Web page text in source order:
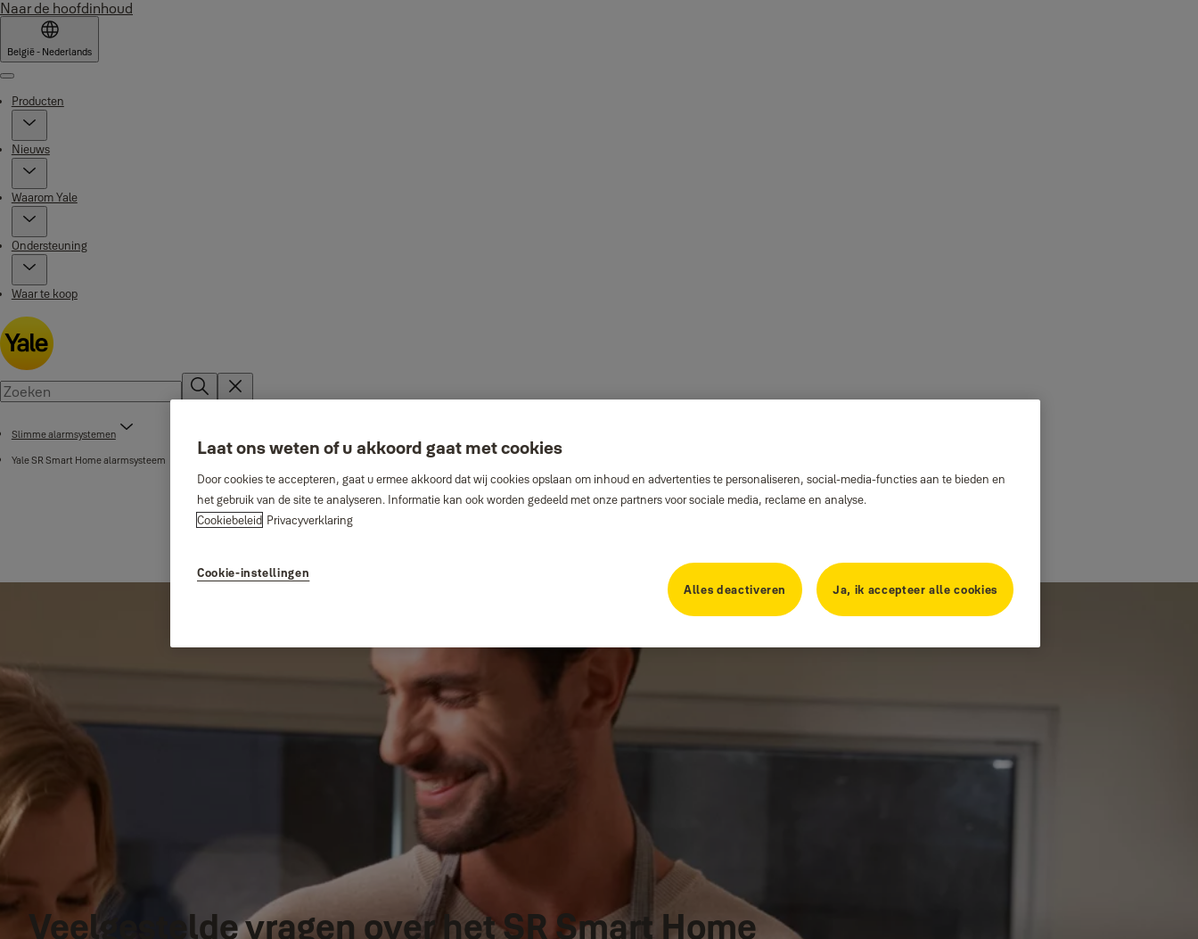
Naar de hoofdinhoud
België - Nederlands
Menu
Producten
Nieuws
Waarom Yale
Ondersteuning
Waar te koop
Slimme alarmsystemen
Yale SR Smart Home alarmsysteem
Veelgestelde vragen over het SR Smart Home
Laat ons weten of u akkoord gaat met cookies
Door cookies te accepteren, gaat u ermee akkoord dat wij cookies opslaan om inhoud en advertenties te personaliseren, social-media-functies aan te bieden en
het gebruik van de site te analyseren. Informatie kan ook worden gedeeld met onze partners voor sociale media, reclame en analyse.
Cookiebeleid Privacyverklaring
Cookie-instellingen
Alles deactiveren
Ja, ik accepteer alle cookies